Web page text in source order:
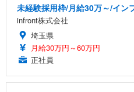
未経験採用枠/月給30万～/イン
infront株式会社
埼玉県
月給30万円～60万円
正社員